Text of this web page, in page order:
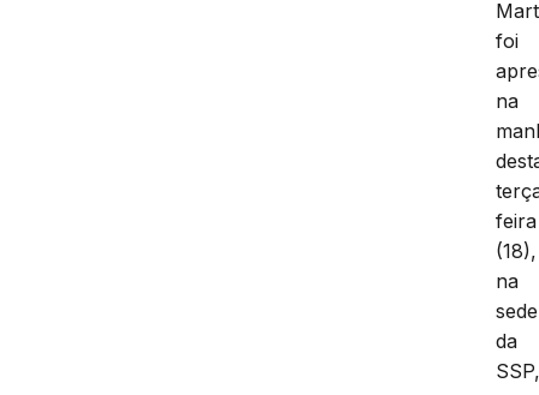
foi
na
feira
(18),
na
sede
da